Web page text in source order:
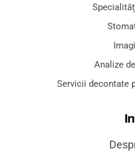
Analize
Servicii decontate